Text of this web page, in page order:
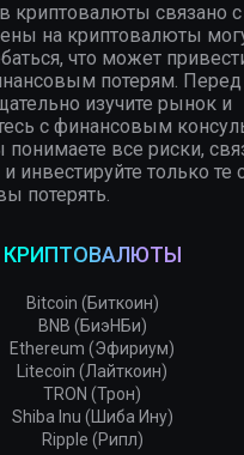
криптовалюты связано
на криптовалюты
что может
потерям. Перед
изучите рынок и
с финансовым
понимаете все риски,
инвестируйте только те
потерять.
КРИПТОВАЛЮТЫ
Bitcoin (Биткоин)
BNB (БиэНБи)
Ethereum (Эфириум)
Litecoin (Лайткоин)
TRON (Трон)
Shiba Inu (Шиба Ину)
Ripple (Рипл)